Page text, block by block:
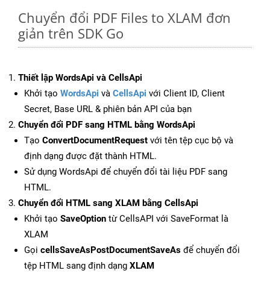
Chuyển đổi PDF Files to XLAM đơn
giản trên SDK Go
Thiết lập WordsApi và CellsApi
Khởi tạo WordsApi và CellsApi với Client ID, Client
Secret, Base URL & phiên bản API của bạn
Chuyển đổi PDF sang HTML bằng WordsApi
Tạo ConvertDocumentRequest với tên tệp cục bộ và
định dạng được đặt thành HTML.
Sử dụng WordsApi để chuyển đổi tài liệu PDF sang
HTML.
Chuyển đổi HTML sang XLAM bằng CellsApi
Khởi tạo SaveOption từ CellsAPI với SaveFormat là
XLAM
Gọi cellsSaveAsPostDocumentSaveAs để chuyển đổi
tệp HTML sang định dạng XLAM